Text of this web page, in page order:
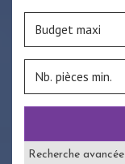
Recherche avancée